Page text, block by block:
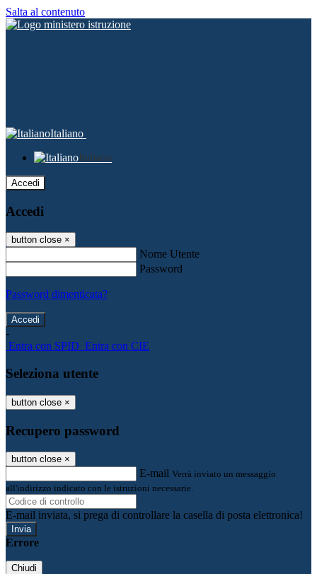
Salta al contenuto
Italiano
Italiano
Accedi
Accedi
button close ×
Nome Utente
Password
Password dimenticata?
-
Entra con SPID Entra con CIE
Seleziona utente
button close ×
Recupero password
button close ×
E-mail Verrà inviato un messaggio
all'indirizzo indicato con le istruzioni necessarie.
E-mail inviata, si prega di controllare la casella di posta elettronica!
Errore
Chiudi